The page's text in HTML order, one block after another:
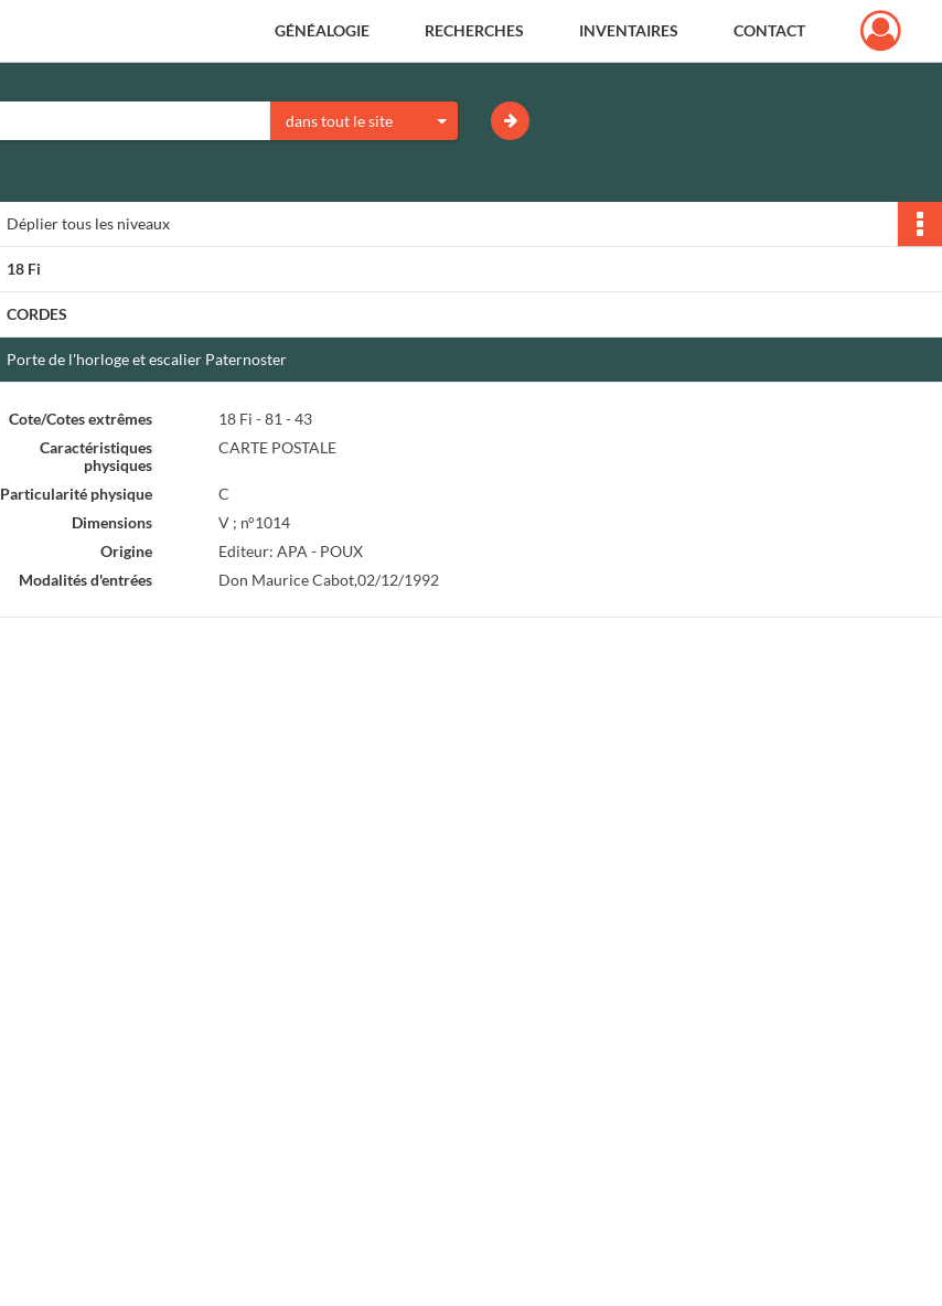
GÉNÉALOGIE RECHERCHES INVENTAIRES CONTACT
dans tout le site
Dépliertous les niveaux
18 Fi
CORDES
Porte de l'horloge et escalier Paternoster
Cote/Cotes extrêmes
18 Fi - 81 - 43
Caractéristiques
physiques
CARTE POSTALE
Particularité physique
C
Dimensions
V ; n°1014
Origine
Editeur: APA - POUX
Modalités d'entrées
Don Maurice Cabot,02/12/1992